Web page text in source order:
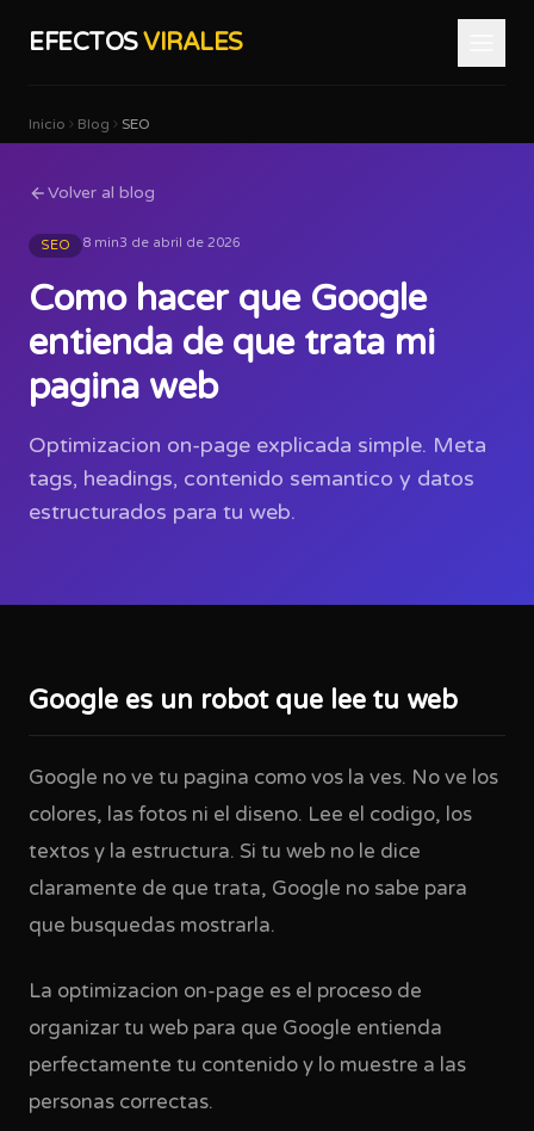
EFECTOSVIRALES
Inicio Blog SEO
Volver al blog
SEO 8 min3 de abril de 2026
Como hacer que Google
entienda de que trata mi
pagina web
Optimizacion on-page explicada simple. Meta
tags, headings, contenido semantico y datos
estructurados para tu web.
Google es un robot que lee tu web
Google no ve tu pagina como vos la ves. No ve los
colores, las fotos ni el diseno. Lee el codigo, los
textos y la estructura. Si tu web no le dice
claramente de que trata, Google no sabe para
que busquedas mostrarla.
La optimizacion on-page es el proceso de
organizar tu web para que Google entienda
perfectamente tu contenido y lo muestre a las
personas correctas.